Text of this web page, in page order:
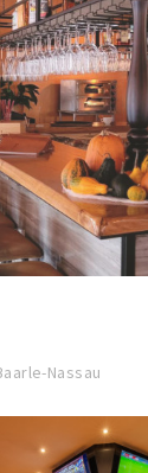
Nassau